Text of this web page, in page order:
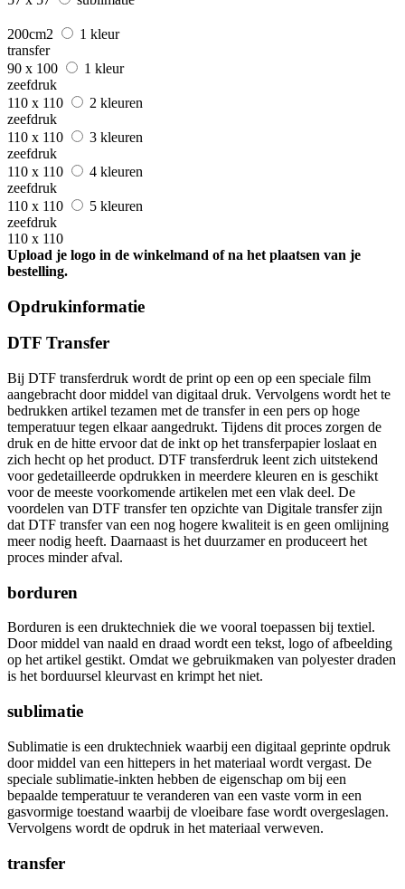
200cm2
1 kleur
transfer
90 x 100
1 kleur
zeefdruk
110 x 110
2 kleuren
zeefdruk
110 x 110
3 kleuren
zeefdruk
110 x 110
4 kleuren
zeefdruk
110 x 110
5 kleuren
zeefdruk
110 x 110
Upload je logo in de winkelmand of na het plaatsen van je
bestelling.
Opdrukinformatie
DTF Transfer
Bij DTF transferdruk wordt de print op een op een speciale film
aangebracht door middel van digitaal druk. Vervolgens wordt het te
bedrukken artikel tezamen met de transfer in een pers op hoge
temperatuur tegen elkaar aangedrukt. Tijdens dit proces zorgen de
druk en de hitte ervoor dat de inkt op het transferpapier loslaat en
zich hecht op het product. DTF transferdruk leent zich uitstekend
voor gedetailleerde opdrukken in meerdere kleuren en is geschikt
voor de meeste voorkomende artikelen met een vlak deel. De
voordelen van DTF transfer ten opzichte van Digitale transfer zijn
dat DTF transfer van een nog hogere kwaliteit is en geen omlijning
meer nodig heeft. Daarnaast is het duurzamer en produceert het
proces minder afval.
borduren
Borduren is een druktechniek die we vooral toepassen bij textiel.
Door middel van naald en draad wordt een tekst, logo of afbeelding
op het artikel gestikt. Omdat we gebruikmaken van polyester draden
is het borduursel kleurvast en krimpt het niet.
sublimatie
Sublimatie is een druktechniek waarbij een digitaal geprinte opdruk
door middel van een hittepers in het materiaal wordt vergast. De
speciale sublimatie-inkten hebben de eigenschap om bij een
bepaalde temperatuur te veranderen van een vaste vorm in een
gasvormige toestand waarbij de vloeibare fase wordt overgeslagen.
Vervolgens wordt de opdruk in het materiaal verweven.
transfer